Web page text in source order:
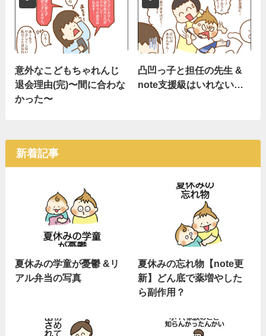
意外なこどもちゃれんじ
退会理由(完)〜間に合わな
かった〜
凸凹っ子と担任の先生 &
note支援級はいれない…
新着記事
夏休みの学童が憂鬱 &リ
アル弁当の写真
夏休みの忘れ物【note更
新】どん底で薬増やした
ら副作用？